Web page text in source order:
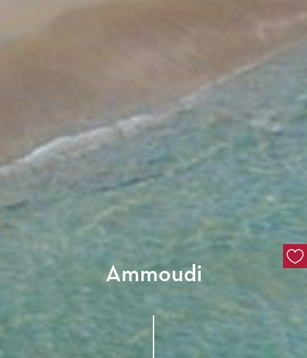
Ammoudi